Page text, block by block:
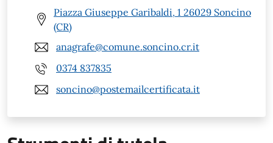
Piazza Giuseppe Garibaldi, 1 26029 Soncino
(CR)
anagrafe@comune.soncino.cr.it
0374 837835
soncino@postemailcertificata.it